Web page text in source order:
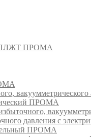
СПЛЖТ ПРОМА
ПРОМА
давления с
ПРОМА